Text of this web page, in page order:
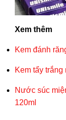
Xem thêm
Kem đánh
Kem tẩy
Nước súc
120ml